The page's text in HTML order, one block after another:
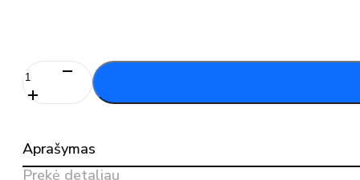
produkto
kiekis:
Vaikiška
Shell
18901-
Aprašymas
Prekė detaliau